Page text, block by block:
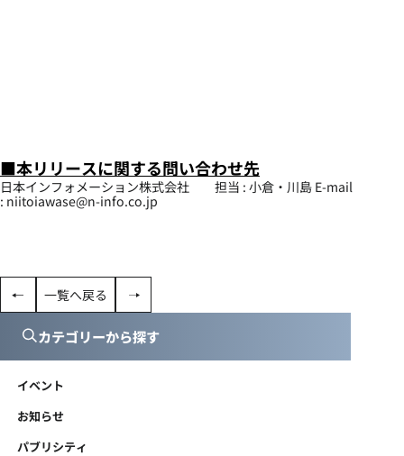
■本リリースに関する問い合わせ先
日本インフォメーション株式会社 担当 : 小倉・川島 E-mail
: niitoiawase@n-info.co.jp
一覧へ戻る
カテゴリーから探す
イベント
お知らせ
パブリシティ